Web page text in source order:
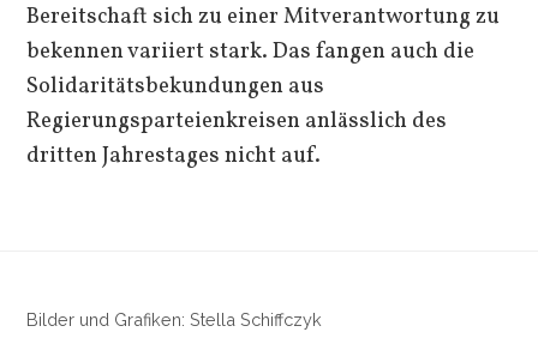
Bereitschaft sich zu einer Mitverantwortung zu
bekennen variiert stark. Das fangen auch die
Solidaritätsbekundungen aus
Regierungsparteienkreisen anlässlich des
dritten Jahrestages nicht auf.
Bilder und Grafiken: Stella Schiffczyk